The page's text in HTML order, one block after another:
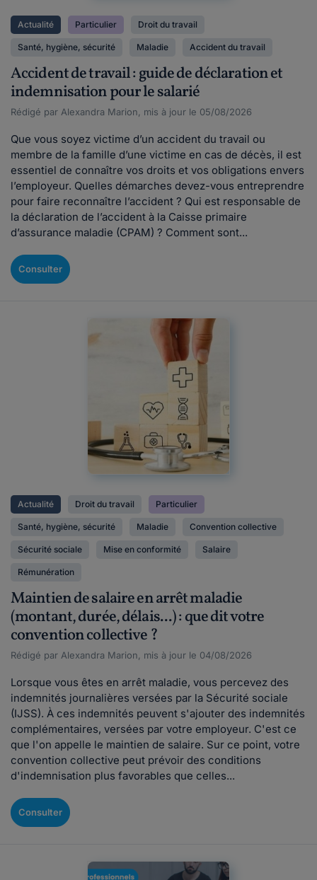
Actualité Particulier Droit du travail
Santé, hygiène, sécurité Maladie Accident du travail
Accident de travail : guide de déclaration et
indemnisation pour le salarié
Rédigé par Alexandra Marion, mis à jour le 05/08/2026
Que vous soyez victime d’un accident du travail ou
membre de la famille d’une victime en cas de décès, il est
essentiel de connaître vos droits et vos obligations envers
l’employeur. Quelles démarches devez-vous entreprendre
pour faire reconnaître l’accident ? Qui est responsable de
la déclaration de l’accident à la Caisse primaire
d’assurance maladie (CPAM) ? Comment sont...
Consulter
Actualité Droit du travail Particulier
Santé, hygiène, sécurité Maladie Convention collective
Sécurité sociale Mise en conformité Salaire
Rémunération
Maintien de salaire en arrêt maladie
(montant, durée, délais...) : que dit votre
convention collective ?
Rédigé par Alexandra Marion, mis à jour le 04/08/2026
Lorsque vous êtes en arrêt maladie, vous percevez des
indemnités journalières versées par la Sécurité sociale
(IJSS). À ces indemnités peuvent s'ajouter des indemnités
complémentaires, versées par votre employeur. C'est ce
que l'on appelle le maintien de salaire. Sur ce point, votre
convention collective peut prévoir des conditions
d'indemnisation plus favorables que celles...
Consulter